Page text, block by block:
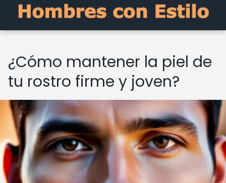
¿Cómo mantener la piel de
tu rostro firme y joven?